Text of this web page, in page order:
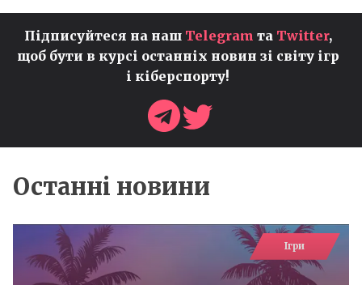
Підписуйтеся на наш Telegram та Twitter,
щоб бути в курсі останніх новин зі світу ігр
і кіберспорту!
Останні новини
Ігри